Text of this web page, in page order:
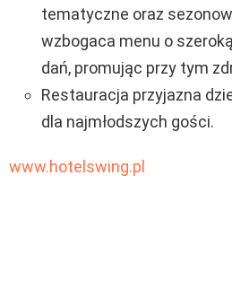
tematyczne oraz
wzbogaca menu o
dań, promując przy tym
Restauracja przyjazna
dla najmłodszych gości.
www.hotelswing.pl